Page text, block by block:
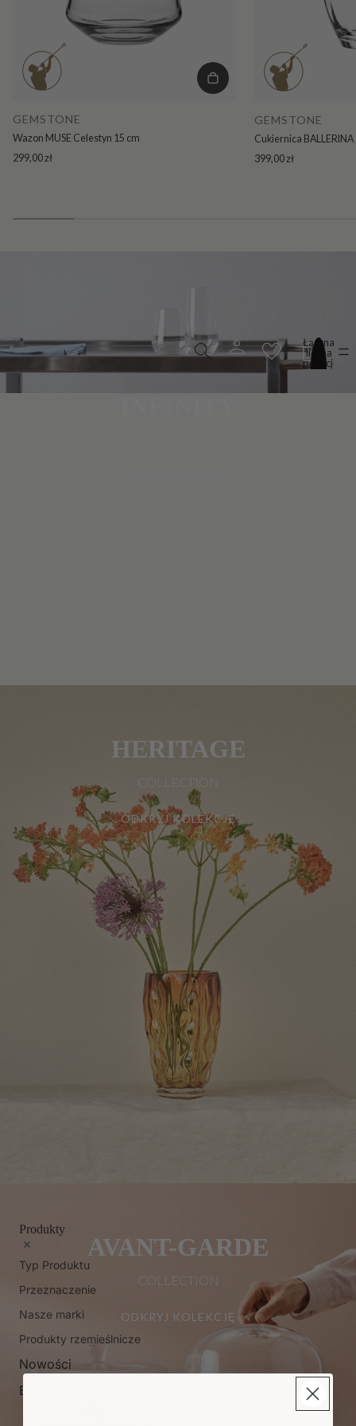
Produkty
Typ Produktu
Przeznaczenie
Nasze marki
Produkty rzemieślnicze
Nowości
Bestsellery
Łączna
liczba
pozycji
w
GEMSTONE
Wazon MUSE Celestyn 15 cm
299,00 zł
GEMSTONE
Cukiernica BALLERINA
399,00 zł
HERITAGE
COLLECTION
ODKRYJ KOLEKCJĘ
AVANT-GARDE
COLLECTION
ODKRYJ KOLEKCJĘ